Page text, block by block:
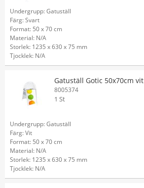
Undergrupp: Gatuställ
Färg: Svart
Format: 50 x 70 cm
Material: N/A
Storlek: 1235 x 630 x 75 mm
Tjocklek: N/A
Gatuställ Gotic 50x70cm vit
8005374
1 St
Undergrupp: Gatuställ
Färg: Vit
Format: 50 x 70 cm
Material: N/A
Storlek: 1235 x 630 x 75 mm
Tjocklek: N/A